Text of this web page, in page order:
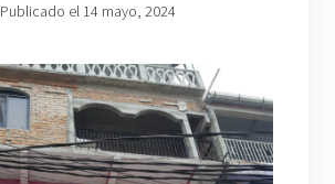
Publicado el 14 mayo, 2024